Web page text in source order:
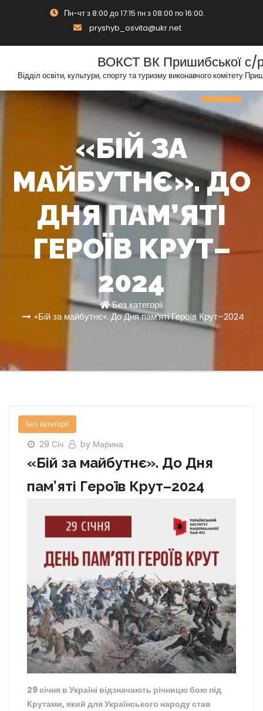
Пн-чт з 8:00 до 17:15 пн з 08:00 по 16:00.
pryshyb_osvita@ukr.net
ВОКСТ ВК Пришибської с/
Відділ освіти, культури, спорту та туризму виконавчого комітету
«БІЙ ЗА
МАЙБУТНЄ». ДО
ДНЯ ПАМ’ЯТІ
ГЕРОЇВ КРУТ–
2024
Без категорії
«Бій за майбутнє». До Дня пам’яті Героїв Крут–2024
Без категорії
29 Січ by Марина
«Бій за майбутнє». До Дня
пам’яті Героїв Крут–2024
29 січня в Україні відзначають річницю бою під
Крутами, який для Українського народу став